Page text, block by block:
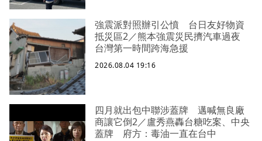
強震派對照辦引公憤 台日友好物資
抵災區2／熊本強震災民擠汽車過夜
台灣第一時間跨海急援
2026.08.04 19:16
四月就出包中聯涉蓋牌 邁喊無良廠
商讓它倒2／盧秀燕轟台糖吃案、中央
蓋牌 府方：毒油一直在台中